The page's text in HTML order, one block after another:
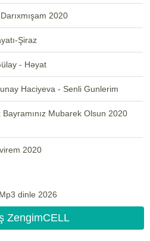
2020
Şiraz
- Həyat
Haciyeva - Senli Gunlerim
Mubarek Olsun 2020
2020
dinle 2026
ZengimCELL